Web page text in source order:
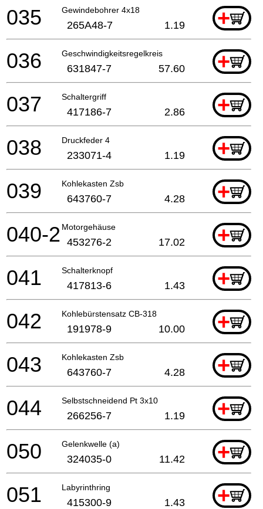
Gewindebohrer 4x18 +
035 265A48-7 1.19
Geschwindigkeitsregelkreis +
036 631847-7 57.60
Schaltergriff +
037 417186-7 2.86
Druckfeder 4 +
038 233071-4 1.19
Kohlekasten Zsb +
039 643760-7 4.28
Motorgehäuse +
040-2 453276-2 17.02
Schalterknopf +
041 417813-6 1.43
Kohlebürstensatz CB-318 +
042 191978-9 10.00
Kohlekasten Zsb +
043 643760-7 4.28
Selbstschneidend Pt 3x10 +
044 266256-7 1.19
Gelenkwelle (a) +
050 324035-0 11.42
Labyrinthring +
051 415300-9 1.43